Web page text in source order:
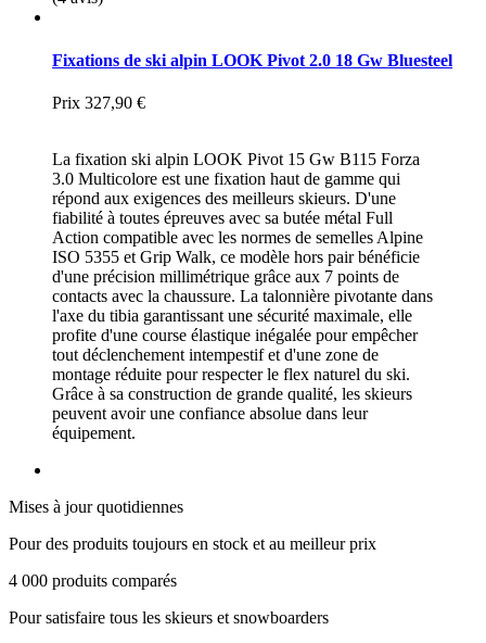
Fixations de ski alpin LOOK Pivot 2.0 18 Gw Bluesteel
Prix 327,90 €
La fixation ski alpin LOOK Pivot 15 Gw B115 Forza
3.0 Multicolore est une fixation haut de gamme qui
répond aux exigences des meilleurs skieurs. D'une
fiabilité à toutes épreuves avec sa butée métal Full
Action compatible avec les normes de semelles Alpine
ISO 5355 et Grip Walk, ce modèle hors pair bénéficie
d'une précision millimétrique grâce aux 7 points de
contacts avec la chaussure. La talonnière pivotante dans
l'axe du tibia garantissant une sécurité maximale, elle
profite d'une course élastique inégalée pour empêcher
tout déclenchement intempestif et d'une zone de
montage réduite pour respecter le flex naturel du ski.
Grâce à sa construction de grande qualité, les skieurs
peuvent avoir une confiance absolue dans leur
équipement.
Mises à jour quotidiennes
Pour des produits toujours en stock et au meilleur prix
4 000 produits comparés
Pour satisfaire tous les skieurs et snowboarders